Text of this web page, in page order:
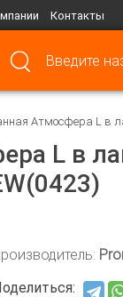
Контакты
Атмосфера L в
L в